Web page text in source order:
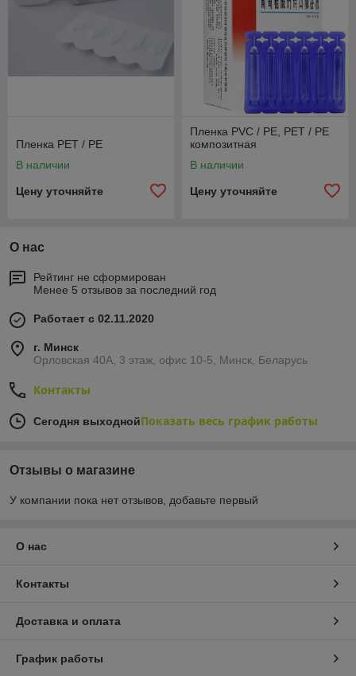
Пленка PET / PE
В наличии
Цену уточняйте
Пленка PVC / PE, PET / PE
композитная
В наличии
Цену уточняйте
О нас
Рейтинг не сформирован
Менее 5 отзывов за последний год
Работает с 02.11.2020
г. Минск
Орловская 40А, 3 этаж, офис 10-5, Минск, Беларусь
Контакты
Сегодня выходнойПоказать весь график работы
Отзывы о магазине
У компании пока нет отзывов, добавьте первый
О нас
Контакты
Доставка и оплата
График работы